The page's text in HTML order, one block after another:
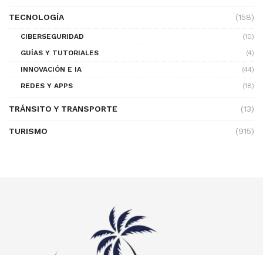
TECNOLOGÍA (158)
CIBERSEGURIDAD
(10)
GUÍAS Y TUTORIALES
(4)
INNOVACIÓN E IA
(44)
REDES Y APPS
(18)
TRÁNSITO Y TRANSPORTE (13)
TURISMO (915)